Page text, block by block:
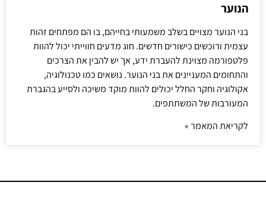
הנוער
בני הנוער מצויים בשלב משמעותי בחייהם, בו הם מפתחים זהות
עצמית ורוכשים כישורים חדשים. חוג מדעים חווייתי יכול להוות
פלטפורמה מצוינת להעברת ידע, אך יש להבין את הצרכים
והתחומים המעניינים את בני הנוער. נושאים כמו טכנולוגיה,
אקולוגיה וחקר החלל יכולים להוות מוקד משיכה ולסייע בהגברת
המעורבות של המשתתפים.
לקריאת המאמר »